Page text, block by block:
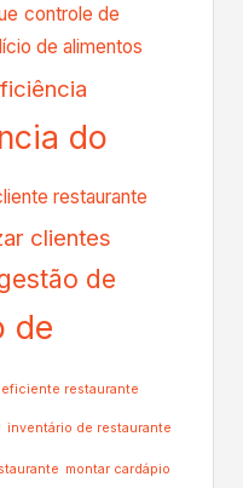
controle de
de alimentos
do
restaurante
clientes
de
de
restaurante
inventário de restaurante
montar cardápio